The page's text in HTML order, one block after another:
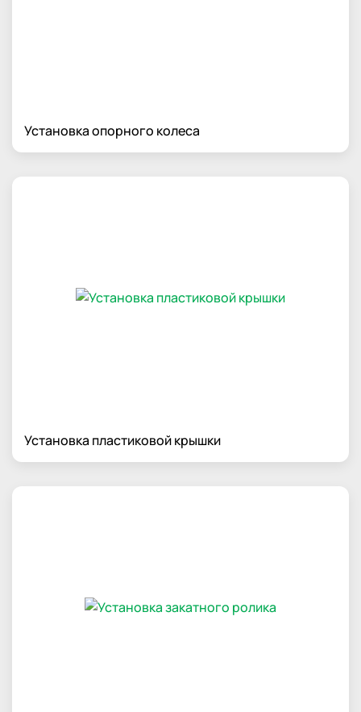
Установка опорного колеса
Установка пластиковой крышки